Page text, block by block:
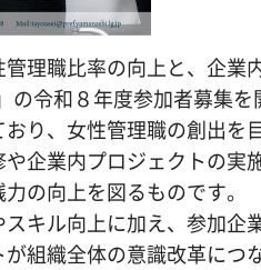
理職比率の向上と、企
令和８年度参加者募集を
り、女性管理職の創出
企業内プロジェクトの
の向上を図るものです。
キル向上に加え、参加
組織全体の意識改革に